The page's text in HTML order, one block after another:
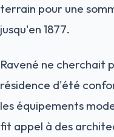
terrain pour une
jusqu'en 1877.
Ravené ne cherchait
résidence d'été
les équipements
fit appel à des